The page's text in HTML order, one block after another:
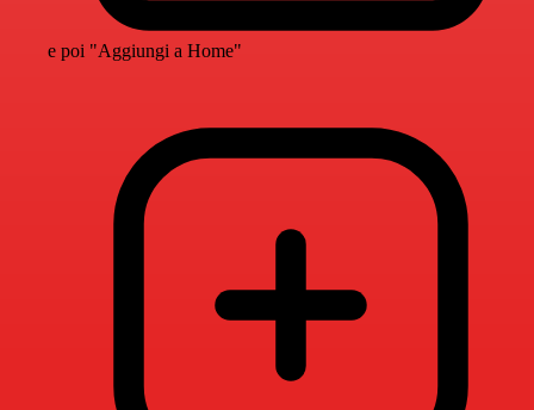
e poi "Aggiungi a Home"